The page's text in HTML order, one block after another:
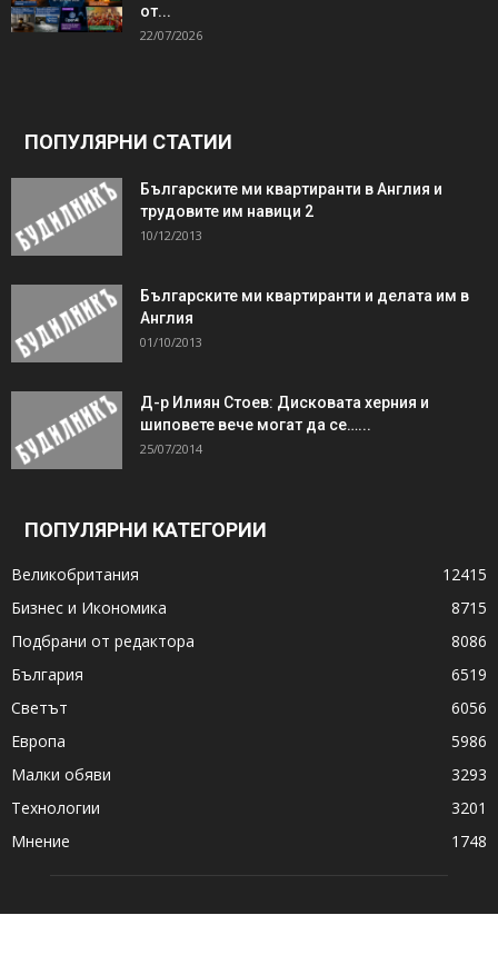
от...
22/07/2026
ПОПУЛЯРНИ СТАТИИ
Българските ми квартиранти в Англия и
трудовите им навици 2
10/12/2013
Българските ми квартиранти и делата им в
Англия
01/10/2013
Д-р Илиян Стоев: Дисковата херния и
шиповете вече могат да се…...
25/07/2014
ПОПУЛЯРНИ КАТЕГОРИИ
Великобритания
12415
Бизнес и Икономика
8715
Подбрани от редактора
8086
България
6519
Светът
6056
Европа
5986
Малки обяви
3293
Технологии
3201
Мнение
1748